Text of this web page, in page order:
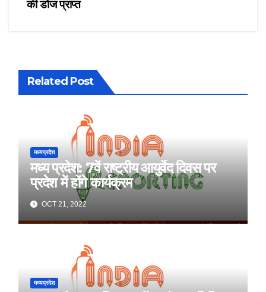
की डोज प्राप्त
Related Post
मध्यप्रदेश
मध्य प्रदेश: 7वें राष्ट्रीय आयुर्वेद दिवस पर
प्रदेश में होंगे कार्यक्रम
OCT 21, 2022
मध्यप्रदेश